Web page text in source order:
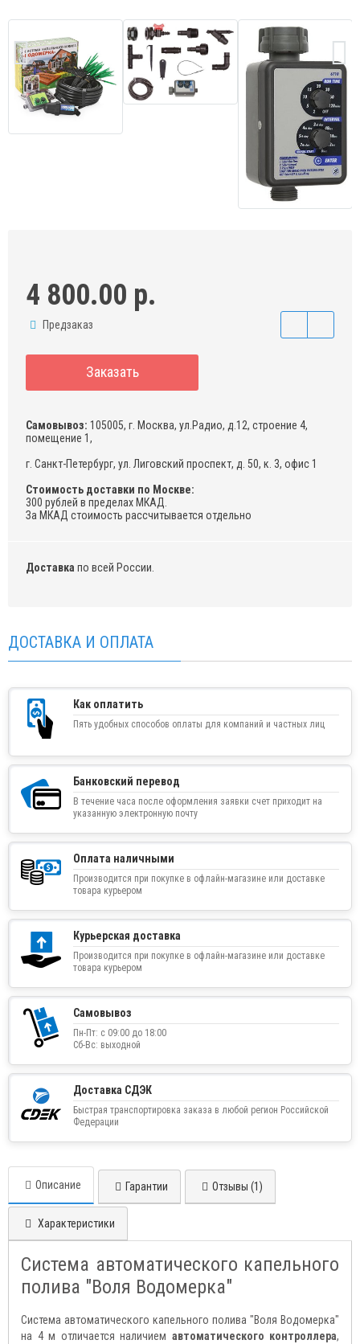
4 800.00 р.
Предзаказ
Заказать
Самовывоз: 105005, г. Москва, ул.Радио, д.12, строение 4,
помещение 1,
г. Санкт-Петербург, ул. Лиговский проспект, д. 50, к. 3, офис 1
Стоимость доставки по Москве:
300 рублей в пределах МКАД.
За МКАД стоимость рассчитывается отдельно
Доставка по всей России.
ДОСТАВКА И ОПЛАТА
Как оплатить
Пять удобных способов оплаты для компаний и частных лиц
Банковский перевод
В течение часа после оформления заявки счет приходит на
указанную электронную почту
Оплата наличными
Производится при покупке в офлайн-магазине или доставке
товара курьером
Курьерская доставка
Производится при покупке в офлайн-магазине или доставке
товара курьером
Самовывоз
Пн-Пт: с 09:00 до 18:00
Сб-Вс: выходной
Доставка СДЭК
Быстрая транспортировка заказа в любой регион Российской
Федерации
Описание Гарантии Отзывы (1)
Характеристики
Система автоматического капельного
полива "Воля Водомерка"
Система автоматического капельного полива "Воля Водомерка"
на 4 м отличается наличием автоматического контроллера,